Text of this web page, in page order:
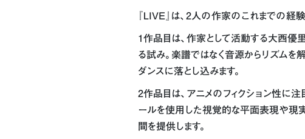
『LIVE』は、2人の作家のこれまでの経
1作品目は、作家として活動する大西優
る試み。楽譜ではなく音源からリズムを
ダンスに落とし込みます。
2作品目は、アニメのフィクション性に
ールを使用した視覚的な平面表現や現
間を提供します。